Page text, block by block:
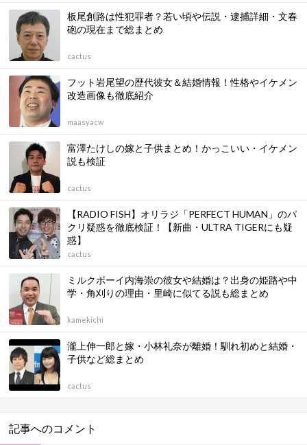
板尾創路は性犯罪者？若い頃や伝説・逮捕詳細・文春
砲の現在まで総まとめ
cactus
フット岩尾望の歴代彼女＆結婚情報！性格やイケメン
改造画像も徹底紹介
maasyacw
富澤たけしの嫁と子供まとめ！かっこいい・イケメン
説も検証
cactus
【RADIO FISH】オリラジ「PERFECT HUMAN」のパ
クリ疑惑を徹底検証！【新曲・ULTRA TIGERにも疑
惑】
cactus
ミルクボーイ内海崇の彼女や結婚は？出身の姫路や中
学・角刈りの理由・里崎に似てる説も総まとめ
kamekichi
瀧上伸一郎と嫁・小林礼奈が離婚！馴れ初めと結婚・
子供など総まとめ
cactus
記事へのコメント